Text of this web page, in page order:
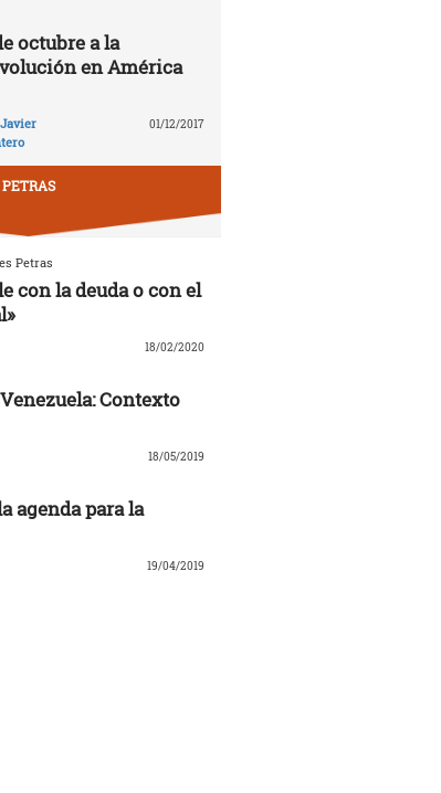
octubre a la
en América
01/12/2017
Petras
con la deuda o con el
18/02/2020
Contexto
18/05/2019
agenda para la
19/04/2019